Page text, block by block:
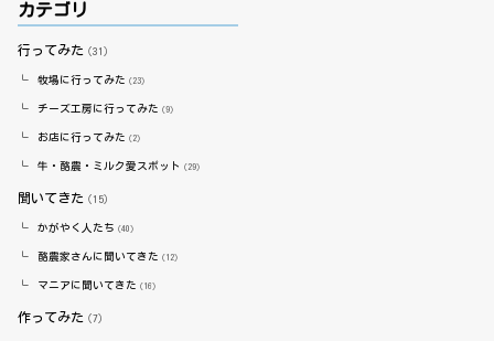
カテゴリ
行ってみた（31）
牧場に行ってみた（23）
チーズ工房に行ってみた（9）
お店に行ってみた（2）
牛・酪農・ミルク愛スポット（29）
聞いてきた（15）
かがやく人たち（40）
酪農家さんに聞いてきた（12）
マニアに聞いてきた（16）
作ってみた（7）